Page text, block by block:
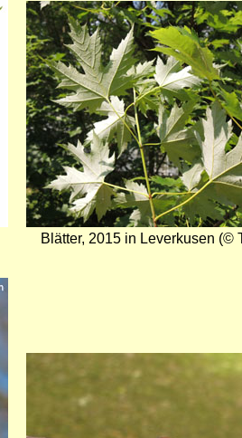
Bild
Blätter, 2015 in Leverkusen (©